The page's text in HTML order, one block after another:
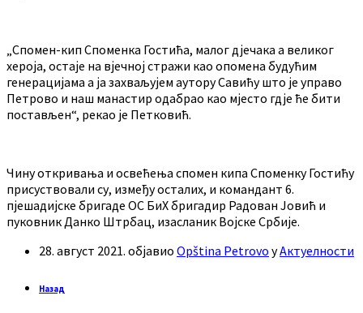
„Спомен-кип Споменка Гостића, малог дјечака а великог
хероја, остаје на вјечној стражи као опомена будућим
генерацијама а ја захваљујем аутору Савићу што је управо
Петрово и наш манастир одабрао као мјесто гдје ће бити
постављен“, рекао је Петковић.
Чину откривања и освећења спомен кипа Споменку Гостићу
присуствовали су, између осталих, и командант 6.
пјешадијске бригаде ОС БиХ бригадир Радован Јовић и
пуковник Данко Штрбац, изасланик Војске Србије.
28. август 2021. објавио Opština Petrovo уАктуелности
Назад